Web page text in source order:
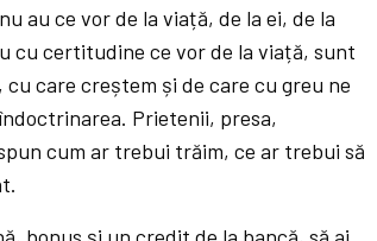
au ce vor de la viață, de la ei, de la
cu certitudine ce vor de la viață, sunt
care creștem și de care cu greu ne
Prietenii, presa,
cum ar trebui trăim, ce ar trebui să
bonus și un credit de la bancă, să ai